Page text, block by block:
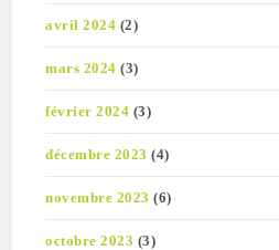
avril 2024 (2)
mars 2024 (3)
février 2024 (3)
décembre 2023 (4)
novembre 2023 (6)
octobre 2023 (3)